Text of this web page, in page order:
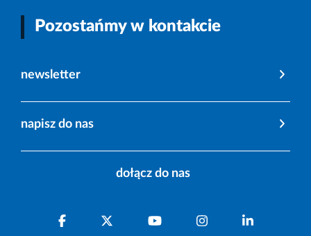
Pozostańmy w kontakcie
newsletter
napisz do nas
dołącz do nas